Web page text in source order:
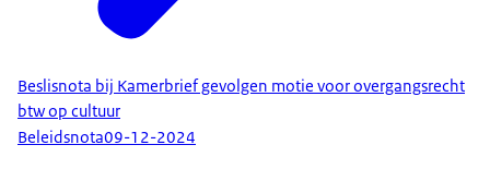
Beslisnota bij Kamerbrief gevolgen motie voor overgangsrecht
btw op cultuur
Beleidsnota09-12-2024